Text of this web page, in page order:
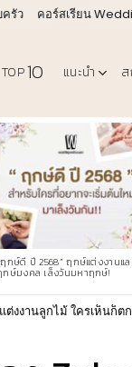
รัว คอร์สเรียน
TOP10 แนะนำ
กษ์ดี ปี 2568” ฤกษ์แต่งงานแล
กษ์มงคล เล็งวันมหาฤกษ์!
ต่งงานลูกไม้ ใครเห็นก็ต